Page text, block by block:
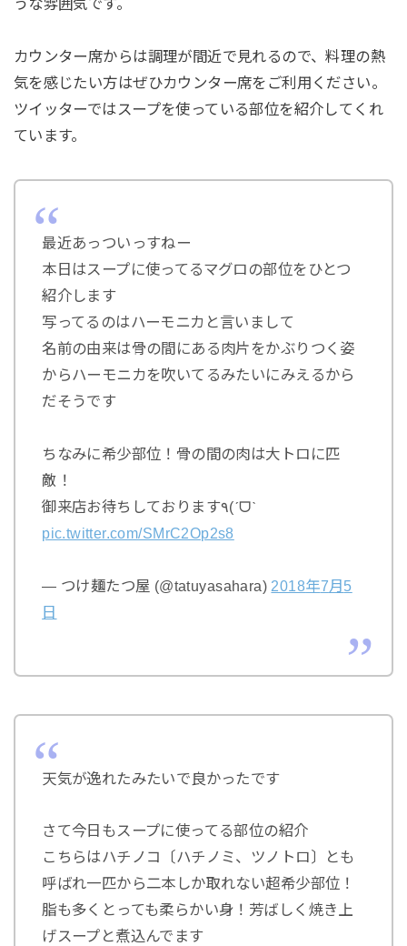
うな雰囲気です。
カウンター席からは調理が間近で見れるので、料理の熱
気を感じたい方はぜひカウンター席をご利用ください。
ツイッターではスープを使っている部位を紹介してくれ
ています。
最近あっついっすねー
本日はスープに使ってるマグロの部位をひとつ
紹介します
写ってるのはハーモニカと言いまして
名前の由来は骨の間にある肉片をかぶりつく姿
からハーモニカを吹いてるみたいにみえるから
だそうです
ちなみに希少部位！骨の間の肉は大トロに匹
敵！
御来店お待ちしております٩(ˊᗜˋ
pic.twitter.com/SMrC2Op2s8
— つけ麺たつ屋 (@tatuyasahara) 2018年7月 5
日
天気が逸れたみたいで良かったです
さて今日もスープに使ってる部位の紹介
こちらはハチノコ〔ハチノミ、ツノトロ〕とも
呼ばれ一匹から二本しか取れない超希少部位！
脂も多くとっても柔らかい身！芳ばしく焼き上
げスープと煮込んでます